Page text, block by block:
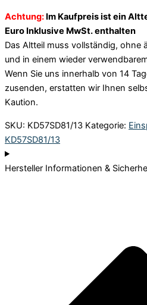
Achtung: Im Kaufpreis ist ein
Euro Inklusive MwSt. enthalten
Das Altteil muss vollständig, ohne
und in einem wieder
Wenn Sie uns innerhalb von 14
zusenden, erstatten wir Ihnen
Kaution.
SKU: KD57SD81/13 Kategorie:
KD57SD81/13
Hersteller Informationen &